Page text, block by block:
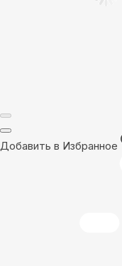
Добавить в Избранное